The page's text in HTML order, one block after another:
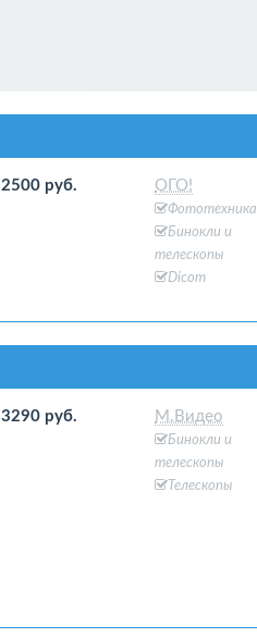
2500 руб. ОГО!
Фототехника
Бинокли и
телескопы
Dicom
3290 руб. М.Видео
Бинокли и
телескопы
Телескопы